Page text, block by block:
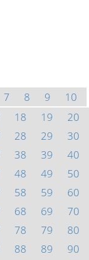
7 8 9
10
18 19
20
28 29
30
38 39
40
48 49
50
58 59
60
68 69
70
78 79
80
88 89
90